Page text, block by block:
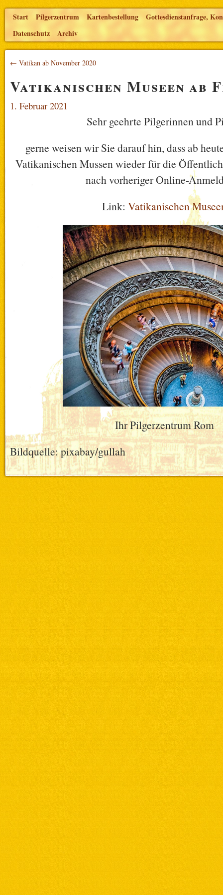
Start Pilgerzentrum Kartenbestellung
Gottesdienstanfrage,
Datenschutz
Archiv
← Vatikan ab November 2020
Vatikanischen Museen ab
1. Februar 2021
Sehr geehrte Pilgerinnen und
gerne weisen wir Sie darauf hin, dass ab
Vatikanischen Mussen wieder für die
nach vorheriger Online-
Link: Vatikanischen
Ihr Pilgerzentrum Rom
Bildquelle: pixabay/gullah